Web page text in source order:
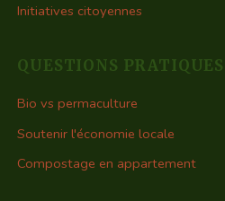
Initiatives citoyennes
QUESTIONS PRATIQUES
Bio vs permaculture
Soutenir l'économie locale
Compostage en appartement